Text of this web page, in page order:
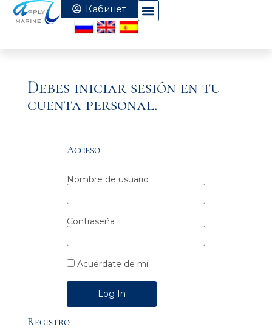
Debes iniciar sesión en tu
cuenta personal.
Acceso
Nombre de usuario
Contraseña
Acuérdate de mí
Alternative:
Registro